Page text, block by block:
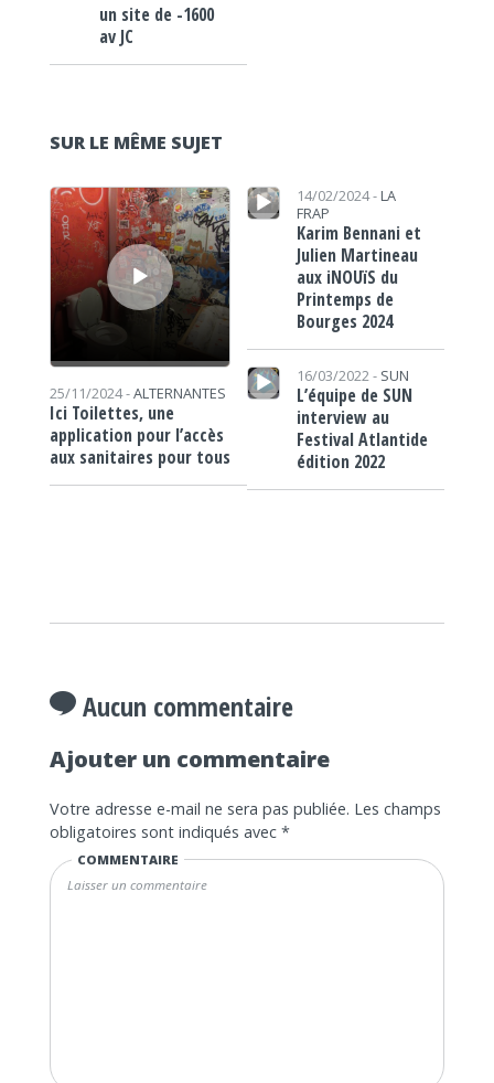
un site de -1600
av JC
SUR LE MÊME SUJET
Lecteur audio
25/11/2024 -ALTERNANTES
Ici Toilettes, une
application pour l’accès
aux sanitaires pour tous
Lecteur audio 14/02/2024 - LA
FRAP
Karim Bennani et
Julien Martineau
aux iNOUïS du
Printemps de
Bourges 2024
Lecteur audio
16/03/2022 - SUN
L’équipe de SUN
interview au
Festival Atlantide
édition 2022
Aucun commentaire
Ajouter un commentaire
Votre adresse e-mail ne sera pas publiée. Les champs
obligatoires sont indiqués avec *
COMMENTAIRE